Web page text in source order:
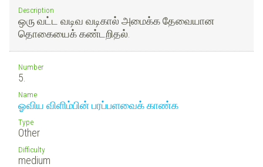
Description
ஒரு வட்ட வடிவ வடிகால் அமைக்க தேவையான
தொகையைக் கண்டறிதல்.
Number
5.
Name
ஓவிய விளிம்பின் பரப்பளவைக் காண்க
Type
Other
Difficulty
medium